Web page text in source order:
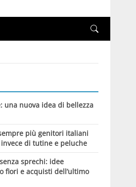
una nuova idea di bellezza
più genitori italiani
di tutine e peluche
sprechi: idee
fiori e acquisti dell’ultimo